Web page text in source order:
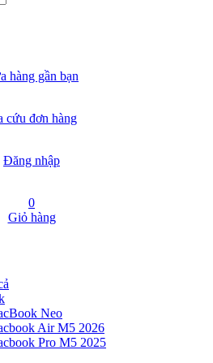
hàng gần bạn
cứu đơn hàng
Đăng nhập
0
Giỏ hàng
Neo
Air M5 2026
Pro M5 2025